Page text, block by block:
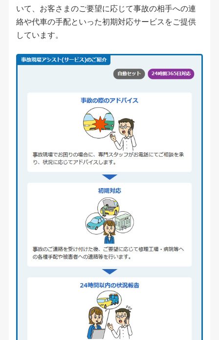
いて、お客さまのご要望に応じて事故の相手への連
絡や代車の手配といった初期対応サービスをご提供
しています。